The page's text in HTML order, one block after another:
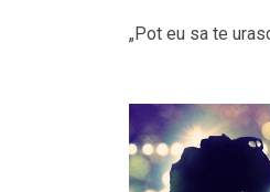
„Pot eu sa te